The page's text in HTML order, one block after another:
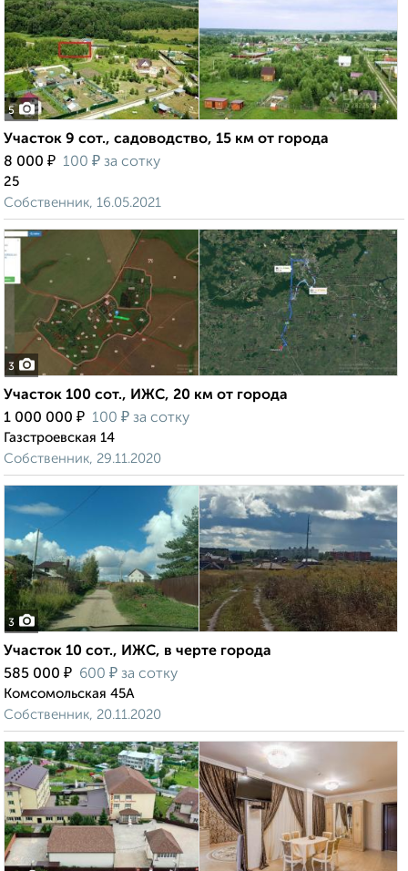
5
Участок 9 сот., садоводство, 15 км от города
8 000 ₽ 100 ₽ за сотку
25
Собственник, 16.05.2021
3
Участок 100 сот., ИЖС, 20 км от города
1 000 000 ₽ 100 ₽ за сотку
Газстроевская 14
Собственник, 29.11.2020
3
Участок 10 сот., ИЖС, в черте города
585 000 ₽ 600 ₽ за сотку
Комсомольская 45А
Собственник, 20.11.2020